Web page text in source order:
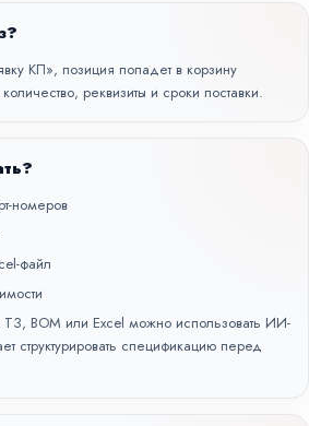
КП», позиция попадет в корзину
реквизиты и сроки поставки.
номеров
файл
BOM или Excel можно использовать ИИ-
структурировать спецификацию перед